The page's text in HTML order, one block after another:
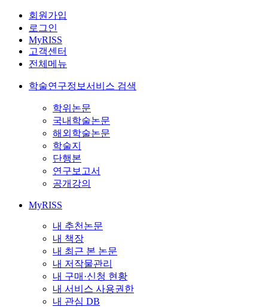
회원가입
로그인
MyRISS
고객센터
전체메뉴
학술연구정보서비스 검색
학위논문
국내학술논문
해외학술논문
학술지
단행본
연구보고서
공개강의
MyRISS
내 추천논문
내 책장
내 최근 본 논문
내 저작물관리
내 구매·신청 현황
내 서비스 사용권한
내 관심 DB